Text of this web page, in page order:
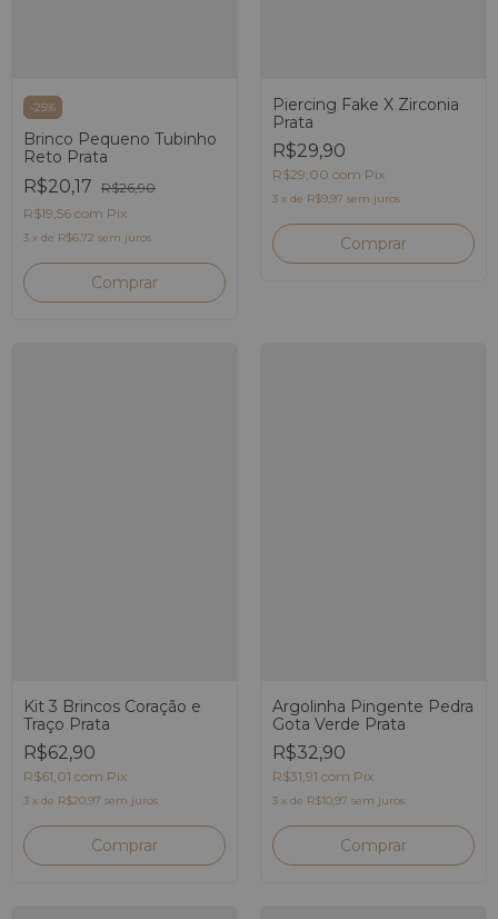
-25%
Brinco Pequeno Tubinho
Reto Prata
R$20,17 R$26,90
R$19,56 com Pix
3 x de R$6,72 sem juros
Piercing Fake X Zirconia
Prata
R$29,90
R$29,00 com Pix
3 x de R$9,97 sem juros
Kit 3 Brincos Coração e
Traço Prata
R$62,90
R$61,01 com Pix
3 x de R$20,97 sem juros
Argolinha Pingente Pedra
Gota Verde Prata
R$32,90
R$31,91 com Pix
3 x de R$10,97 sem juros